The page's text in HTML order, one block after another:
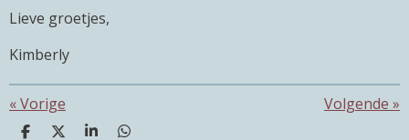
Lieve groetjes,
Kimberly
«Vorige Volgende »
D
D
S
D